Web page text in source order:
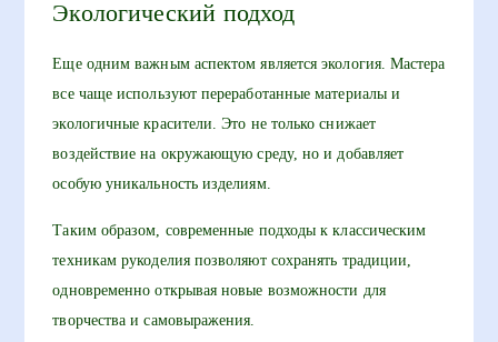
Экологический подход
Еще одним важным аспектом является экология. Мастера
все чаще используют переработанные материалы и
экологичные красители. Это не только снижает
воздействие на окружающую среду, но и добавляет
особую уникальность изделиям.
Таким образом, современные подходы к классическим
техникам рукоделия позволяют сохранять традиции,
одновременно открывая новые возможности для
творчества и самовыражения.